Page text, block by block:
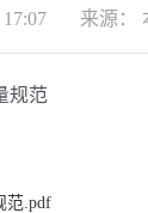
来源：
规范
范.pdf